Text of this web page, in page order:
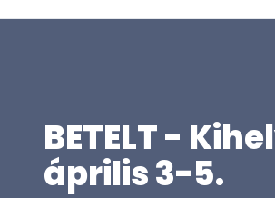
BETELT -
április 3-5.